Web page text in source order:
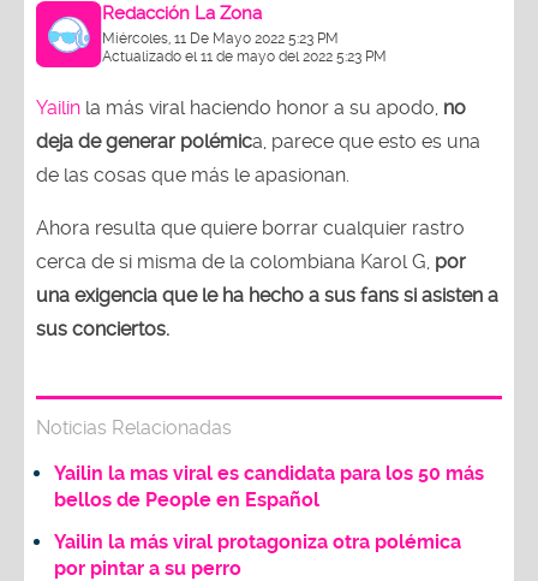
Redacción La Zona
Miércoles, 11 De Mayo 2022 5:23 PM
Actualizado el 11 de mayo del 2022 5:23 PM
Yailin la más viral haciendo honor a su apodo, no
deja de generar polémica, parece que esto es una
de las cosas que más le apasionan.
Ahora resulta que quiere borrar cualquier rastro
cerca de si misma de la colombiana Karol G, por
una exigencia que le ha hecho a sus fans si asisten a
sus conciertos.
Noticias Relacionadas
Yailin la mas viral es candidata para los 50 más
bellos de People en Español
Yailin la más viral protagoniza otra polémica
por pintar a su perro